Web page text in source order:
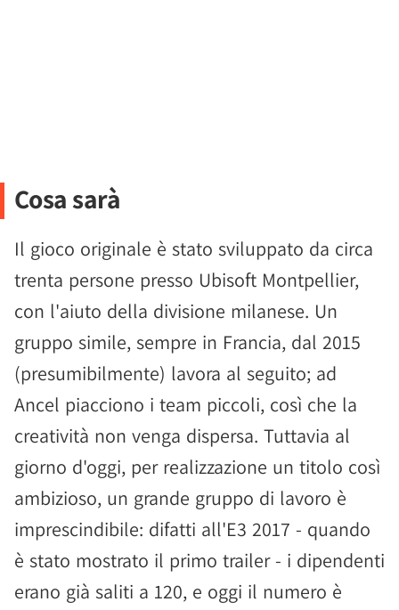
Cosa sarà
Il gioco originale è stato sviluppato da circa
trenta persone presso Ubisoft Montpellier,
con l'aiuto della divisione milanese. Un
gruppo simile, sempre in Francia, dal 2015
(presumibilmente) lavora al seguito; ad
Ancel piacciono i team piccoli, così che la
creatività non venga dispersa. Tuttavia al
giorno d'oggi, per realizzazione un titolo così
ambizioso, un grande gruppo di lavoro è
imprescindibile: difatti all'E3 2017 - quando
è stato mostrato il primo trailer - i dipendenti
erano già saliti a 120, e oggi il numero è